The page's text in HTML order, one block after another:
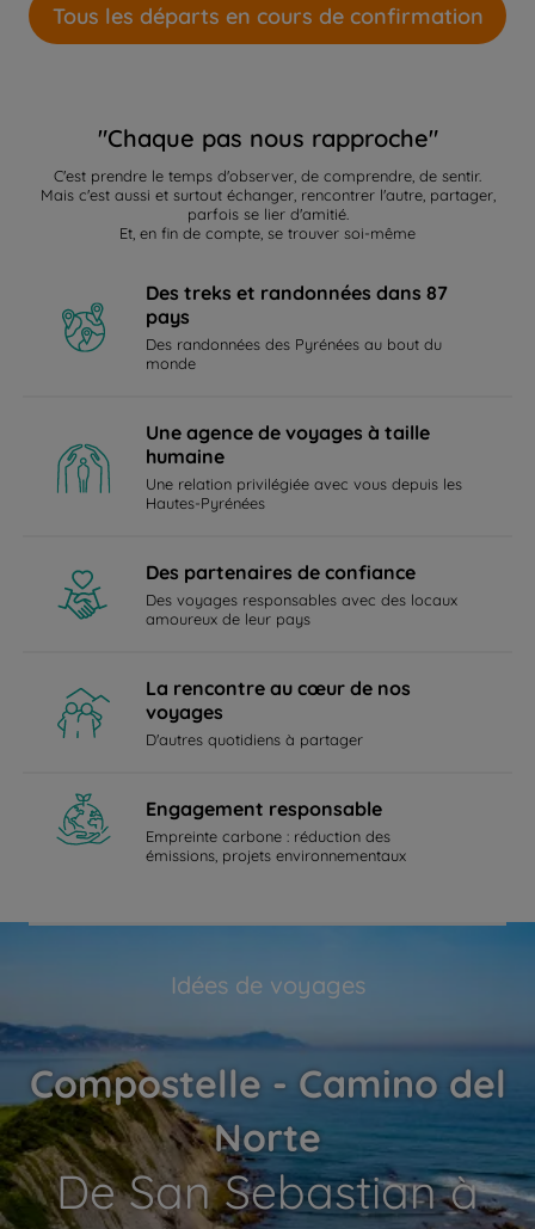
Tous les départs en cours de confirmation
"Chaque pas nous rapproche"
C'est prendre le temps d'observer, de comprendre, de sentir.
Mais c'est aussi et surtout échanger, rencontrer l'autre, partager,
parfois se lier d'amitié.
Et, en fin de compte, se trouver soi-même
Des treks et randonnées dans 87
pays
Des randonnées des Pyrénées au bout du
monde
Une agence de voyages à taille
humaine
Une relation privilégiée avec vous depuis les
Hautes-Pyrénées
Des partenaires de confiance
Des voyages responsables avec des locaux
amoureux de leur pays
La rencontre au cœur de nos
voyages
D'autres quotidiens à partager
Engagement responsable
Empreinte carbone : réduction des
émissions, projets environnementaux
Idées de voyages
Compostelle - Camino del
Norte
De San Sebastian à